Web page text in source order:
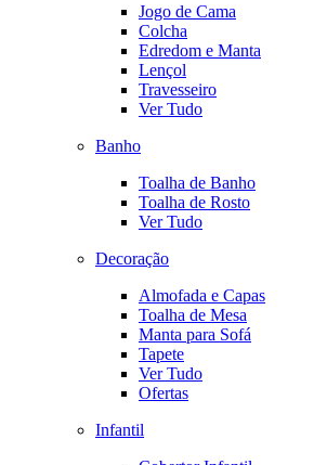
Jogo de Cama
Colcha
Edredom e Manta
Lençol
Travesseiro
Ver Tudo
Banho
Toalha de Banho
Toalha de Rosto
Ver Tudo
Decoração
Almofada e Capas
Toalha de Mesa
Manta para Sofá
Tapete
Ver Tudo
Ofertas
Infantil